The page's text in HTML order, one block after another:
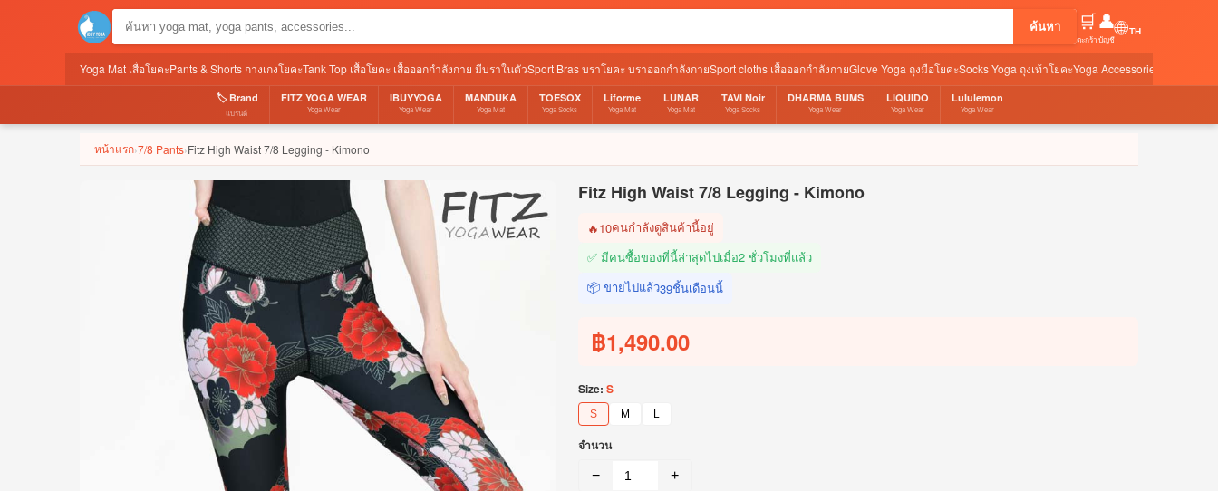
ค้นหา 🛒
ตะกร้า
👤
บัญชี🌐
Yoga Mat เสื่อโยคะPants & Shorts กางเกงโยคะTank Top เสื้อโยคะ เสื้อออกกำลังกาย มีบราในตัวSport Bras บราโยคะ บราออกกำลังกายSport cloths เสื้อออกกำลังกายGlove Yoga ถุงมือโยคะSocks Yoga ถุงเท้าโยคะYoga Accessories อุปกรณ์เสริ
🏷️ Brand
แบรนด์
FITZ YOGA WEAR
Yoga Wear
IBUYYOGA
Yoga Wear
MANDUKA
Yoga Mat
TOESOX
Yoga Socks
Liforme
Yoga Mat
LUNAR
Yoga Mat
TAVI Noir
Yoga Socks
DHARMA BUMS
Yoga Wear
LIQUIDO
Yoga Wear
Lululemon
Yoga Wear
หน้าแรก›7/8 Pants›Fitz High Waist 7/8 Legging - Kimono
Fitz High Waist 7/8 Legging - Kimono
🔥10คนกำลังดูสินค้านี้อยู่
✅ มีคนซื้อของที่นี้ล่าสุดไปเมื่อ2 ชั่วโมงที่แล้ว
📦 ขายไปแล้ว39ชิ้นเดือนนี้
฿1,490.00
Size: S
S M L
จำนวน
− +